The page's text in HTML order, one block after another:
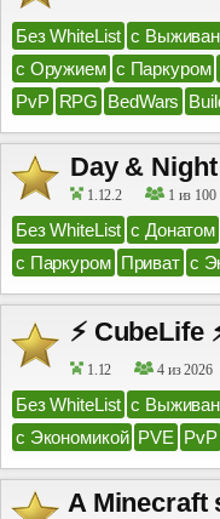
Без WhiteList с
с Оружием с Паркуром
PvP RPG BedWars
Day &
1.12.2 1 из 100
Без WhiteList с Донатом
с Паркуром Приват с
⚡ CubeLife
1.12 4 из 2026
Без WhiteList с
с Экономикой PVE PvP
A Minecraft